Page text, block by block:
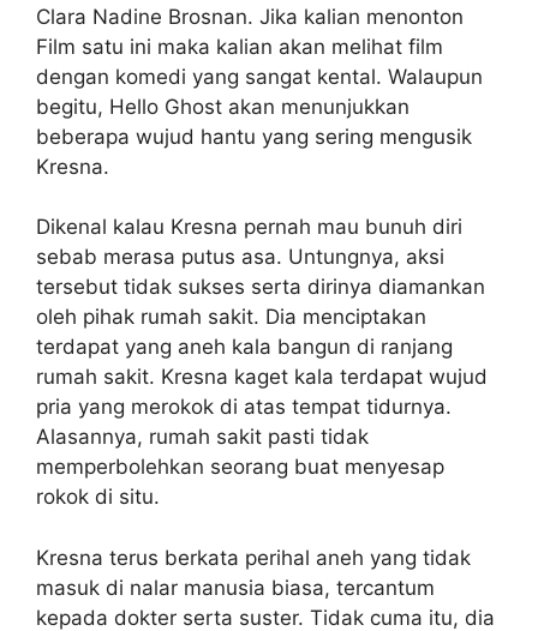
Clara Nadine Brosnan. Jika kalian menonton
Film satu ini maka kalian akan melihat film
dengan komedi yang sangat kental. Walaupun
begitu, Hello Ghost akan menunjukkan
beberapa wujud hantu yang sering mengusik
Kresna.
Dikenal kalau Kresna pernah mau bunuh diri
sebab merasa putus asa. Untungnya, aksi
tersebut tidak sukses serta dirinya diamankan
oleh pihak rumah sakit. Dia menciptakan
terdapat yang aneh kala bangun di ranjang
rumah sakit. Kresna kaget kala terdapat wujud
pria yang merokok di atas tempat tidurnya.
Alasannya, rumah sakit pasti tidak
memperbolehkan seorang buat menyesap
rokok di situ.
Kresna terus berkata perihal aneh yang tidak
masuk di nalar manusia biasa, tercantum
kepada dokter serta suster. Tidak cuma itu, dia